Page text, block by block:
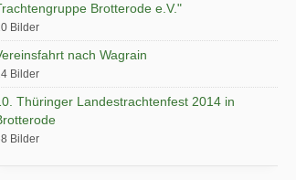
Brotterode e.V."
Bilder
nach Wagrain
Bilder
Thüringer Landestrachtenfest 2014 in
Bilder